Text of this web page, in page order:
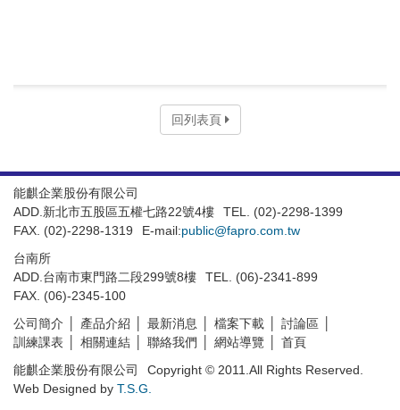
回列表頁
能麒企業股份有限公司
ADD.新北市五股區五權七路22號4樓
TEL. (02)-2298-1399
FAX. (02)-2298-1319
E-mail:public@fapro.com.tw
台南所
ADD.台南市東門路二段299號8樓
TEL. (06)-2341-899
FAX. (06)-2345-100
公司簡介
產品介紹 最新消息 檔案下載
討論區
訓練課表
相關連結 聯絡我們 網站導覽
首頁
能麒企業股份有限公司
Copyright © 2011.All Rights Reserved.
Web Designed by T.S.G.